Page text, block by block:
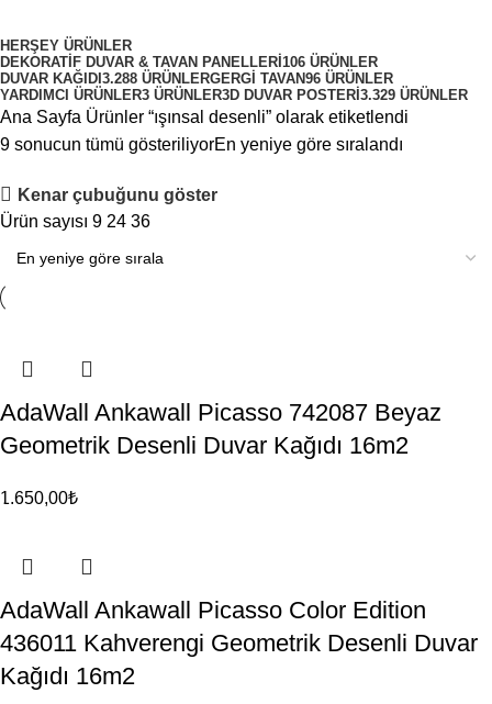
HERŞEY ÜRÜNLER
DEKORATIF DUVAR & TAVAN PANELLERI 106 ÜRÜNLER
DUVAR KAĞIDI 3.288 ÜRÜNLERGERGI TAVAN96 ÜRÜNLER
YARDIMCI ÜRÜNLER3 ÜRÜNLER3D DUVAR POSTERI 3.329 ÜRÜNLER
Ana Sayfa Ürünler “ışınsal desenli” olarak etiketlendi
9 sonucun tümü gösteriliyorEn yeniye göre sıralandı
Kenar çubuğunu göster
Ürün sayısı 9 24 36
AdaWall Ankawall Picasso 742087 Beyaz
Geometrik Desenli Duvar Kağıdı 16m2
1.650,00₺
AdaWall Ankawall Picasso Color Edition
436011 Kahverengi Geometrik Desenli Duvar
Kağıdı 16m2